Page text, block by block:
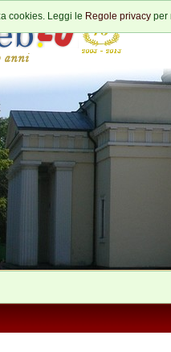
cookies. Leggi le Regole privacy per